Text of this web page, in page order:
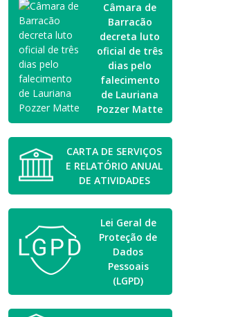
Câmara de
Barracão
decreta luto
oficial de três
dias pelo
falecimento
de Lauriana
Pozzer Matte
CARTA DE SERVIÇOS
E RELATÓRIO ANUAL
DE ATIVIDADES
Lei Geral de
Proteção de
Dados
Pessoais
(LGPD)